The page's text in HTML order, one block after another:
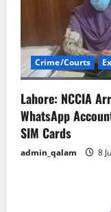
Crime/Courts
Lahore: NCCIA
WhatsApp
SIM Cards
admin_qalam 8